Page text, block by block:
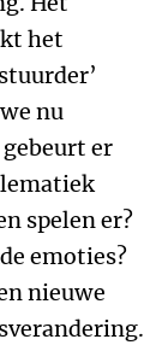
het
nu
er
spelen er?
emoties?
nieuwe